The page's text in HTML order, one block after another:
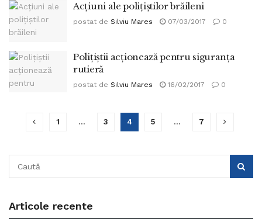
Acţiuni ale poliţiştilor brăileni
postat de Silviu Mares 07/03/2017 0
Poliţiştii acţionează pentru siguranţa
rutieră
postat de Silviu Mares 16/02/2017 0
1 … 3 4 5 … 7
Articole recente